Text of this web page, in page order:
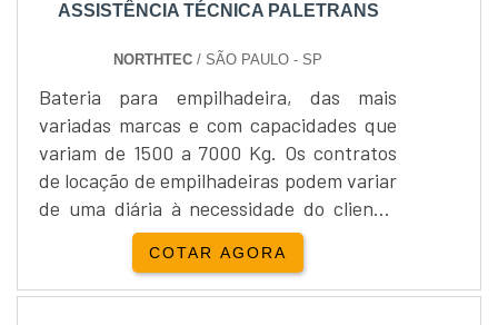
ASSISTÊNCIA TÉCNICA PALETRANS
NORTHTEC / SÃO PAULO - SP
Bateria para empilhadeira, das mais
variadas marcas e com capacidades que
variam de 1500 a 7000 Kg. Os contratos
de locação de empilhadeiras podem variar
de uma diária à necessidade do cliente,
sempre com intuito de proporcionar o
melhor para os clientes.Locação e venda
Yale Empilhadeira:Além da locação de
COTAR AGORA